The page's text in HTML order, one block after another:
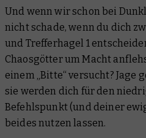
Und wenn wir schon bei
nicht schade, wenn du dich
und Trefferhagel 1
Chaosgötter um Macht
einem „Bitte“ versucht? Jage
sie werden dich für den
Befehlspunkt (und deiner
beides nutzen lassen.